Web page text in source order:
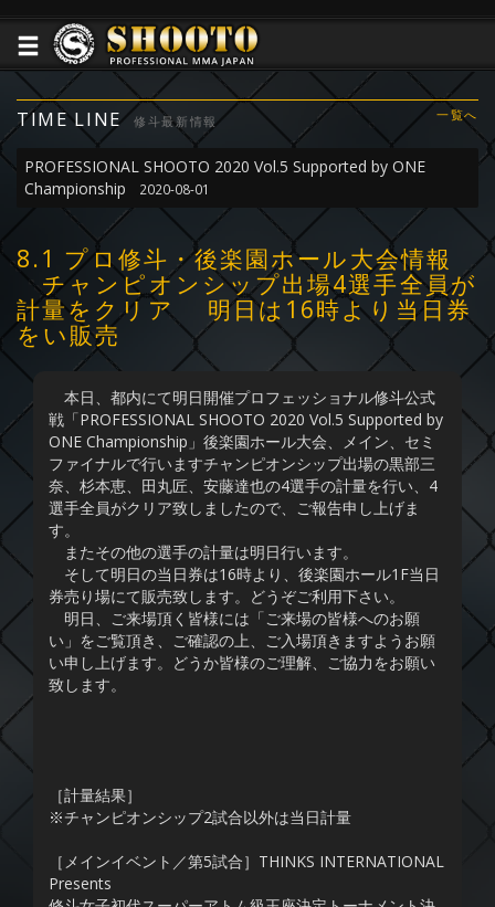
TIME LINE 修斗最新情報 一覧へ
PROFESSIONAL SHOOTO 2020 Vol.5 Supported by ONE
Championship
2020-08-01
8.1 プロ修斗・後楽園ホール大会情報
チャンピオンシップ出場4選手全員が
計量をクリア 明日は16時より当日券
をい販売
本日、都内にて明日開催プロフェッショナル修斗公式
戦「PROFESSIONAL SHOOTO 2020 Vol.5 Supported by
ONE Championship」後楽園ホール大会、メイン、セミ
ファイナルで行いますチャンピオンシップ出場の黒部三
奈、杉本恵、田丸匠、安藤達也の4選手の計量を行い、4
選手全員がクリア致しましたので、ご報告申し上げま
す。
またその他の選手の計量は明日行います。
そして明日の当日券は16時より、後楽園ホール1F当日
券売り場にて販売致します。どうぞご利用下さい。
明日、ご来場頂く皆様には「ご来場の皆様へのお願
い」をご覧頂き、ご確認の上、ご入場頂きますようお願
い申し上げます。どうか皆様のご理解、ご協力をお願い
致します。
［計量結果］
※チャンピオンシップ2試合以外は当日計量
［メインイベント／第5試合］THINKS INTERNATIONAL
Presents